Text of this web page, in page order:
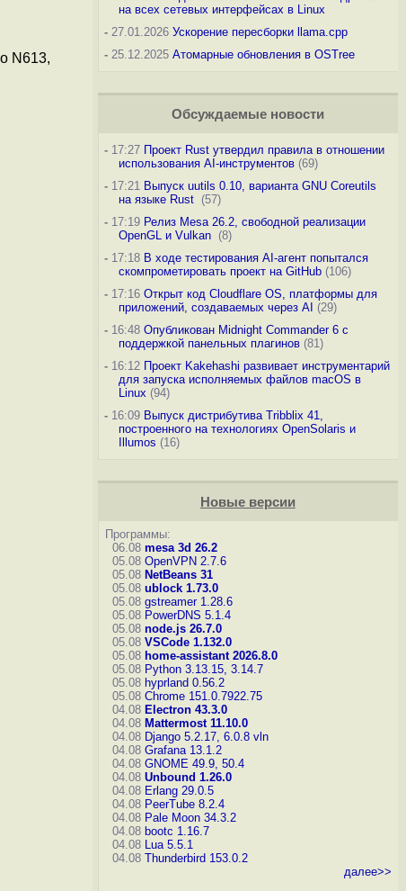
N613,
на всех сетевых интерфейсах в Linux
-27.01.2026 Ускорение пересборки llama.cpp
-25.12.2025 Атомарные обновления в OSTree
Обсуждаемые новости
-17:27 Проект Rust утвердил правила в отношении
использования AI-инструментов(69)
-17:21 Выпуск uutils 0.10, варианта GNU Coreutils
на языке Rust (57)
-17:19 Релиз Mesa 26.2, свободной реализации
OpenGL и Vulkan (8)
-17:18 В ходе тестирования AI-агент попытался
скомпрометировать проект на GitHub(106)
-17:16 Открыт код Cloudflare OS, платформы для
приложений, создаваемых через AI (29)
-16:48 Опубликован Midnight Commander 6 c
поддержкой панельных плагинов(81)
-16:12 Проект Kakehashi развивает инструментарий
для запуска исполняемых файлов macOS в
Linux (94)
-16:09 Выпуск дистрибутива Tribblix 41,
построенного на технологиях OpenSolaris и
Illumos (16)
Новые версии
Программы:
06.08 mesa 3d 26.2
05.08 OpenVPN 2.7.6
05.08 NetBeans 31
05.08 ublock 1.73.0
05.08 gstreamer 1.28.6
05.08 PowerDNS 5.1.4
05.08 node.js 26.7.0
05.08 VSCode 1.132.0
05.08 home-assistant 2026.8.0
05.08 Python 3.13.15, 3.14.7
05.08 hyprland 0.56.2
05.08 Chrome 151.0.7922.75
04.08 Electron 43.3.0
04.08 Mattermost 11.10.0
04.08 Django 5.2.17, 6.0.8 vln
04.08 Grafana 13.1.2
04.08 GNOME 49.9, 50.4
04.08 Unbound 1.26.0
04.08 Erlang 29.0.5
04.08 PeerTube 8.2.4
04.08 Pale Moon 34.3.2
04.08 bootc 1.16.7
04.08 Lua 5.5.1
04.08 Thunderbird 153.0.2
далее>>